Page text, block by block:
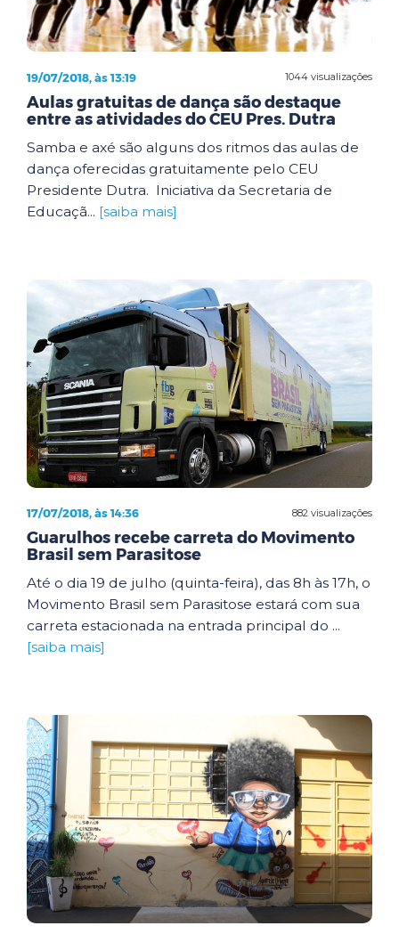
1044 visualizações
19/07/2018, às 13:19
Aulas gratuitas de dança são destaque
entre as atividades do CEU Pres. Dutra
Samba e axé são alguns dos ritmos das aulas de
dança oferecidas gratuitamente pelo CEU
Presidente Dutra. Iniciativa da Secretaria de
Educaçã... [saiba mais]
882 visualizações
17/07/2018, às 14:36
Guarulhos recebe carreta do Movimento
Brasil sem Parasitose
Até o dia 19 de julho (quinta-feira), das 8h às 17h, o
Movimento Brasil sem Parasitose estará com sua
carreta estacionada na entrada principal do ...
[saiba mais]